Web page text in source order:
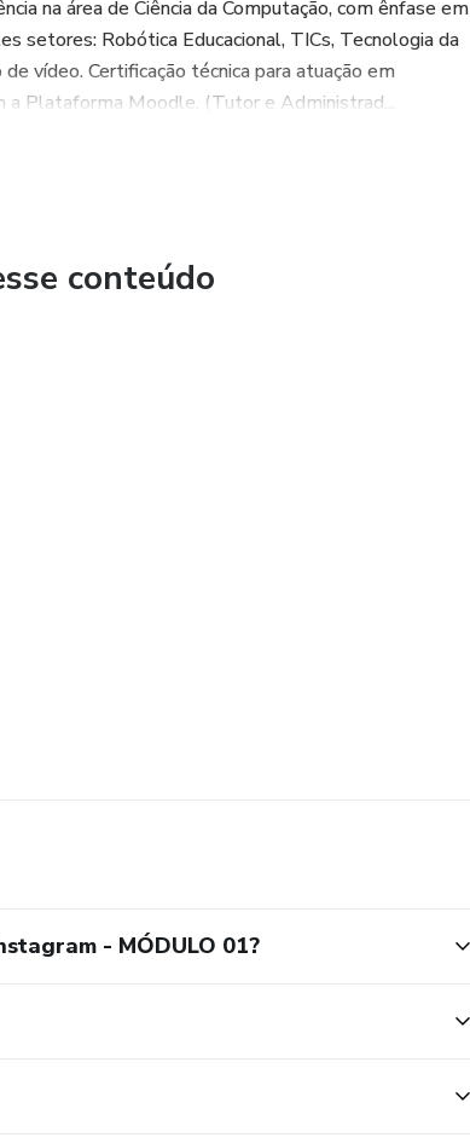
na área de Ciência da Computação, com ênfase em
setores: Robótica Educacional, TICs, Tecnologia da
vídeo. Certificação técnica para atuação em
Plataforma Moodle. (Tutor e Administrad...
conteúdo
- MÓDULO 01?